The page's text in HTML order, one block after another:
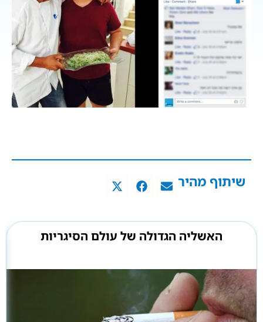
שיתוף מהיר
האשליה הגדולה של עולם הסיגריות